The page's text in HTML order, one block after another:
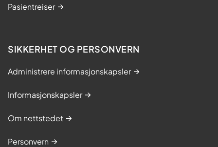
Pasientreiser
SIKKERHET OG PERSONVERN
Administrere informasjonskapsler
Informasjonskapsler
Om nettstedet
Personvern